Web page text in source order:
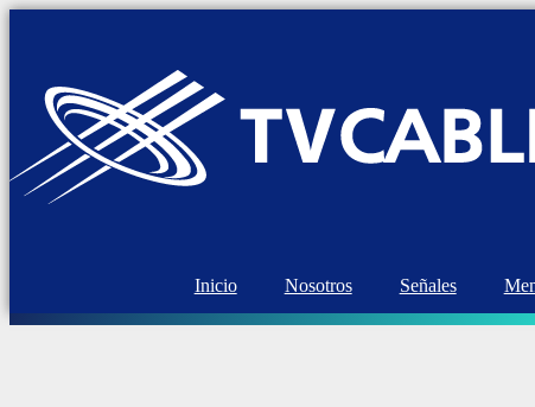
Inicio Nosotros Señales